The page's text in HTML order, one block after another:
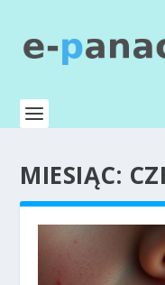
MIESIĄC: